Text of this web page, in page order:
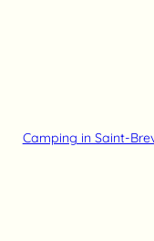
Camping in Saint-